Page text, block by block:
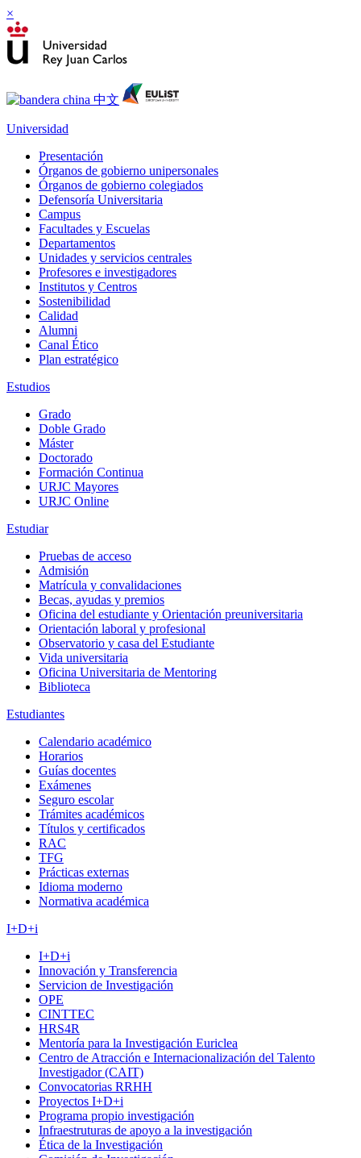
×
Universidad
Presentación
Órganos de gobierno unipersonales
Órganos de gobierno colegiados
Defensoría Universitaria
Campus
Facultades y Escuelas
Departamentos
Unidades y servicios centrales
Profesores e investigadores
Institutos y Centros
Sostenibilidad
Calidad
Alumni
Canal Ético
Plan estratégico
Estudios
Grado
Doble Grado
Máster
Doctorado
Formación Continua
URJC Mayores
URJC Online
Estudiar
Pruebas de acceso
Admisión
Matrícula y convalidaciones
Becas, ayudas y premios
Oficina del estudiante y Orientación preuniversitaria
Orientación laboral y profesional
Observatorio y casa del Estudiante
Vida universitaria
Oficina Universitaria de Mentoring
Biblioteca
Estudiantes
Calendario académico
Horarios
Guías docentes
Exámenes
Seguro escolar
Trámites académicos
Títulos y certificados
RAC
TFG
Prácticas externas
Idioma moderno
Normativa académica
I+D+i
I+D+i
Innovación y Transferencia
Servicion de Investigación
OPE
CINTTEC
HRS4R
Mentoría para la Investigación Euriclea
Centro de Atracción e Internacionalización del Talento
Investigador (CAIT)
Convocatorias RRHH
Proyectos I+D+i
Programa propio investigación
Infraestruturas de apoyo a la investigación
Ética de la Investigación